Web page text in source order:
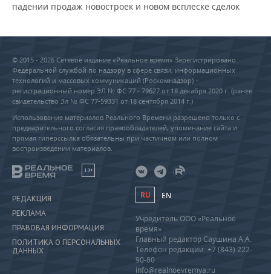
падении продаж новостроек и новом всплеске сделок
© 2015 - 2026 Сетевое издание «Реальное время» Зарегистрировано
Федеральной службой по надзору в сфере связи, информационных
технологий и массовых коммуникаций (Роскомнадзор) –
регистрационный номер ЭЛ № ФС 77 - 79627 от 18 декабря 2020 г. (ранее
свидетельство Эл № ФС 77-59331 от 18 сентября 2014 г.)
Использование материалов Реального Времени разрешено только с
предварительного согласия правообладателей, упоминание сайта и
прямая гиперссылка обязательны при частичном или полном
воспроизведении материалов.
18+
РЕДАКЦИЯ
РЕКЛАМА
ПРАВОВАЯ ИНФОРМАЦИЯ
ПОЛИТИКА О ПЕРСОНАЛЬНЫХ
ДАННЫХ
RU EN
Учредитель ООО «Реальное
время»
Главный редактор Саушина А.А.
Телефон редакции: +7 (843) 222-
90-80
info@realnoevremya.ru